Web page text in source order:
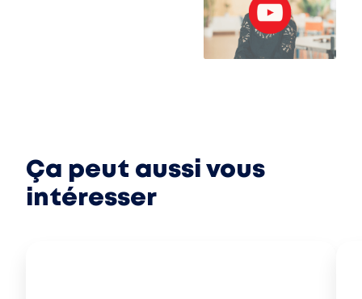
Ça peut aussi vous
intéresser